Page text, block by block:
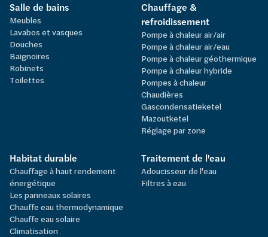
Salle de bains
Meubles
Lavabos et vasques
Douches
Baignoires
Robinets
Toilettes
Chauffage &
refroidissement
Pompe à chaleur air/air
Pompe à chaleur air/eau
Pompe à chaleur géothermique
Pompe à chaleur hybride
Pompes à chaleur
Chaudières
Gascondensatieketel
Mazoutketel
Réglage par zone
Habitat durable
Chauffage à haut rendement
énergétique
Les panneaux solaires
Chauffe eau thermodynamique
Chauffe eau solaire
Climatisation
Traitement de l'eau
Adoucisseur de l'eau
Filtres à eau